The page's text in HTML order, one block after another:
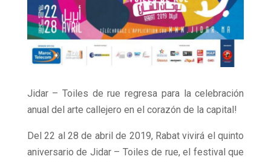
Jidar – Toiles de rue regresa para la celebración
anual del arte callejero en el corazón de la capital!
Del 22 al 28 de abril de 2019, Rabat vivirá el quinto
aniversario de Jidar – Toiles de rue, el festival que